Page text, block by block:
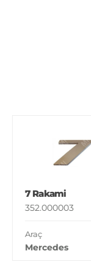
7 Rakami
352.000003
Araç
Mercedes